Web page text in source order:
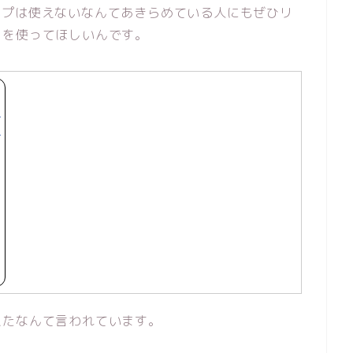
は使えないなんてあきらめている人にもぜひリ
使ってほしいんです。
なんて言われています。